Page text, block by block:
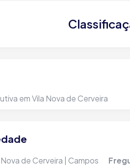
em Vila Nova de Cerveira
de Cerveira | Campos
em
Capitão
Melgaço |